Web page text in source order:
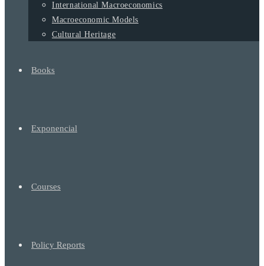
International Macroeconomics
Macroeconomic Models
Cultural Heritage
Books
Exponencial
Courses
Policy Reports